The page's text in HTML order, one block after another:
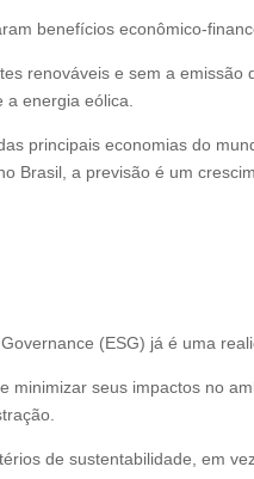
benefícios econômico-
renováveis e sem a
energia eólica.
principais economias do
Brasil, a previsão é um
(ESG) já é uma
seus impactos no
de sustentabilidade, em